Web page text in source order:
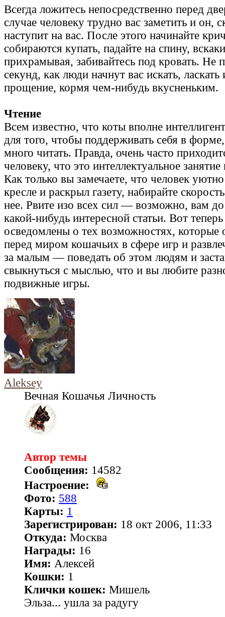
Всегда ложитесь непосредственно перед
случае человеку трудно вас заметить и он,
наступит на вас. После этого начинайте
собираются купать, падайте на спину,
прихрамывая, забивайтесь под кровать. Не
секунд, как люди начнут вас искать,
прощение, кормя чем-нибудь вкусненьким.
Чтение
Всем известно, что коты вполне
для того, чтобы поддерживать себя в
много читать. Правда, очень часто
человеку, что это интеллектуальное
Как только вы замечаете, что человек
кресле и раскрыл газету, набирайте
нее. Рвите изо всех сил — возможно, вам
какой-нибудь интересной статьи. Вот
осведомлены о тех возможностях, которые
перед миром кошачьих в сфере игр и
за малым — поведать об этом людям и
свыкнуться с мыслью, что и вы любите
подвижные игры.
Aleksey
Вечная Кошачья Личность
Автор темы
Сообщения: 14582
Настроение:
Фото: 588
Карты: 1
Зарегистрирован: 18 окт 2006, 11:33
Откуда: Москва
Награды: 16
Имя: Алексей
Кошки: 1
Клички кошек: Мишель
Эльза... ушла за радугу